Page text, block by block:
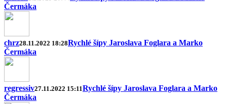
Čermáka
chrz28.11.2022 18:28Rychlé šípy Jaroslava Foglara a Marko
Čermáka
regressiv27.11.2022 15:11Rychlé šípy Jaroslava Foglara a Marko
Čermáka